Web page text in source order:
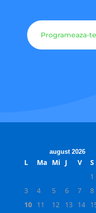
Programeaza-
august 2026
L Ma Mi J V S
1
3
4 5 6 7 8
10 11 12 13 14